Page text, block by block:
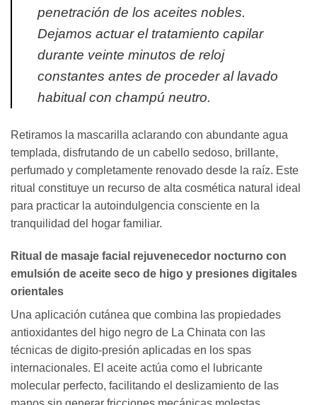
penetración de los aceites nobles.
Dejamos actuar el tratamiento capilar
durante veinte minutos de reloj
constantes antes de proceder al lavado
habitual con champú neutro.
Retiramos la mascarilla aclarando con abundante agua
templada, disfrutando de un cabello sedoso, brillante,
perfumado y completamente renovado desde la raíz. Este
ritual constituye un recurso de alta cosmética natural ideal
para practicar la autoindulgencia consciente en la
tranquilidad del hogar familiar.
Ritual de masaje facial rejuvenecedor nocturno con
emulsión de aceite seco de higo y presiones digitales
orientales
Una aplicación cutánea que combina las propiedades
antioxidantes del higo negro de La Chinata con las
técnicas de digito-presión aplicadas en los spas
internacionales. El aceite actúa como el lubricante
molecular perfecto, facilitando el deslizamiento de las